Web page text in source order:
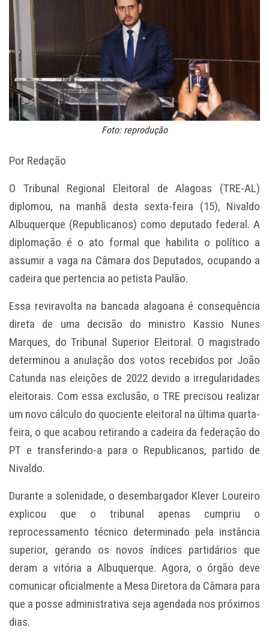
Foto: reprodução
Por Redação
O Tribunal Regional Eleitoral de Alagoas (TRE-AL)
diplomou, na manhã desta sexta-feira (15), Nivaldo
Albuquerque (Republicanos) como deputado federal. A
diplomação é o ato formal que habilita o político a
assumir a vaga na Câmara dos Deputados, ocupando a
cadeira que pertencia ao petista Paulão.
Essa reviravolta na bancada alagoana é consequência
direta de uma decisão do ministro Kassio Nunes
Marques, do Tribunal Superior Eleitoral. O magistrado
determinou a anulação dos votos recebidos por João
Catunda nas eleições de 2022 devido a irregularidades
eleitorais. Com essa exclusão, o TRE precisou realizar
um novo cálculo do quociente eleitoral na última quarta-
feira, o que acabou retirando a cadeira da federação do
PT e transferindo-a para o Republicanos, partido de
Nivaldo.
Durante a solenidade, o desembargador Klever Loureiro
explicou que o tribunal apenas cumpriu o
reprocessamento técnico determinado pela instância
superior, gerando os novos índices partidários que
deram a vitória a Albuquerque. Agora, o órgão deve
comunicar oficialmente a Mesa Diretora da Câmara para
que a posse administrativa seja agendada nos próximos
dias.